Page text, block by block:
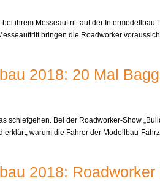
ihrem Messeauftritt auf der
bringen die Roadworker
2018: 20 Mal
schiefgehen. Bei der Roadworker-Show
erklärt, warum die Fahrer der Modellbau-
2018: